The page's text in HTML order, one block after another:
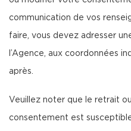
communication de vos
faire, vous devez adresser
l’Agence, aux coordonnées
après.
Veuillez noter que le retrait
consentement est